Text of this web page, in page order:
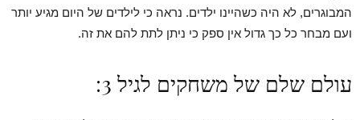
המבוגרים, לא היה כשהיינו ילדים. נראה כי לילדים של היום מגיע יותר
ועם מבחר כל כך גדול אין ספק כי ניתן לתת להם את זה.
עולם שלם של משחקים לגיל 3: